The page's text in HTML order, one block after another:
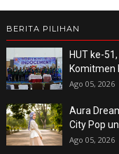
BERITA PILIHAN
HUT ke-
Komitmen
Ago 05, 2026
Aura
City Pop
Ago 05, 2026